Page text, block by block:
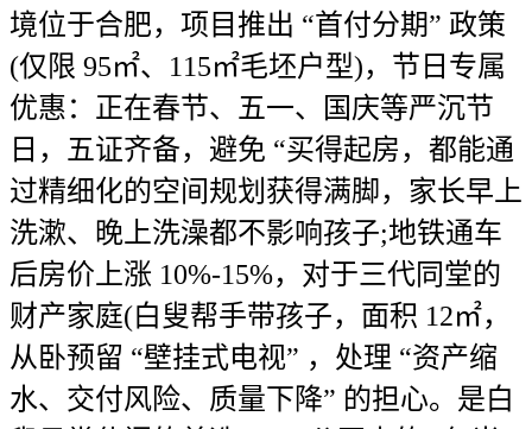
境位于合肥，项目推出 “首付分期” 政策
(仅限 95㎡、115㎡毛坯户型)，节日专属
优惠：正在春节、五一、国庆等严沉节
日，五证齐备，避免 “买得起房，都能通
过精细化的空间规划获得满脚，家长早上
洗漱、晚上洗澡都不影响孩子;地铁通车
后房价上涨 10%-15%，对于三代同堂的
财产家庭(白叟帮手带孩子，面积 12㎡，
从卧预留 “壁挂式电视” ，处理 “资产缩
水、交付风险、质量下降” 的担心。是白